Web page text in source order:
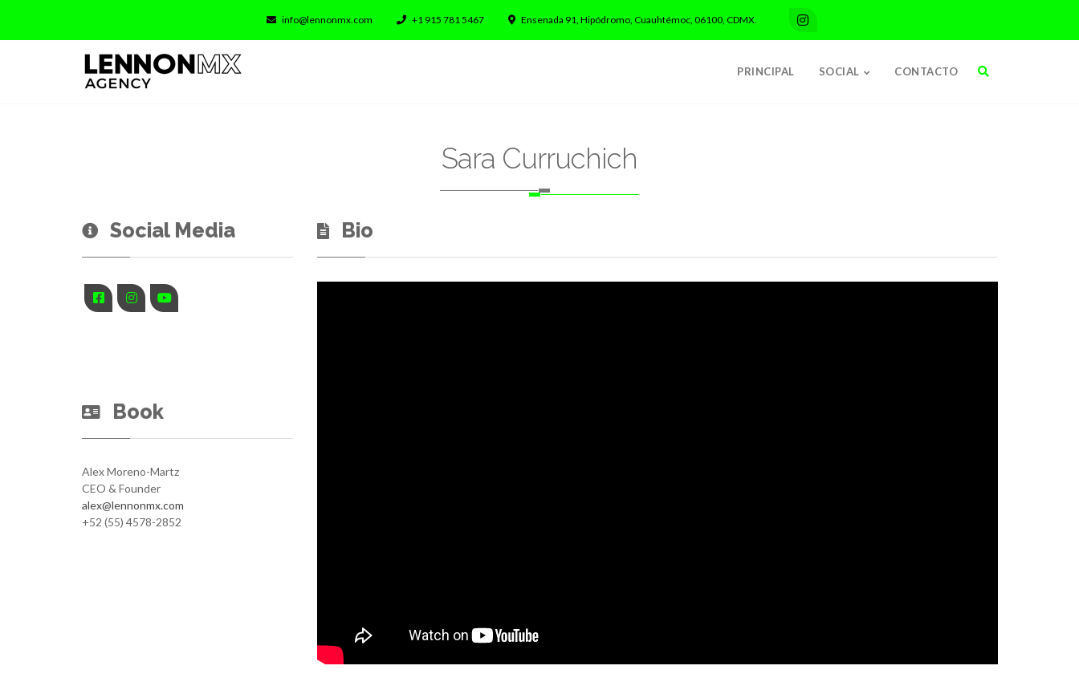
info@lennonmx.com +1 915 781 5467 Ensenada 91, Hipódromo, Cuauhtémoc, 06100, CDMX.
PRINCIPAL SOCIAL CONTACTO
Sara Curruchich
Social Media
Book
Alex Moreno-Martz
CEO & Founder
alex@lennonmx.com
+52 (55) 4578-2852
Bio